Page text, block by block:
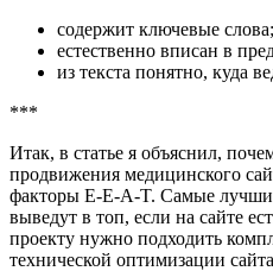
содержит ключевые слова;
естественно вписан в
из текста понятно, куда
***
Итак, в статье я объяснил,
продвижения медицинского
факторы E-E-A-T. Самые
выведут в топ, если на сайте
проекту нужно подходить
технической оптимизации